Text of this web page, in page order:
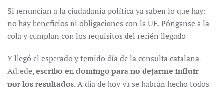
Si renuncian a la ciudadanía política ya saben lo que hay:
no hay beneficios ni obligaciones con la UE. Pónganse a la
cola y cumplan con los requisitos del recién llegado
Y llegó el esperado y temido día de la consulta catalana.
Adrede,escribo en domingo para no dejarme influir
por los resultados. A día de hoy ya se habrán hecho todos